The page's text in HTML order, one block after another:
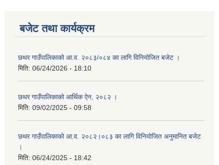
बजेट तथा कार्यक्रम
छथर गाउँपालिकाको आ.व. २०८३/०८४ का लागि विनियोजित बजेट ।
मिति: 06/24/2026 - 18:10
छथर गाउँपालिकाको आर्थिक ऐन, २०८२ ।
मिति: 09/02/2025 - 09:58
छथर गाउँपालिकाको आ.व. २०८२।०८३ का लागि विनियोजित अनुमानित बजेट
।
मिति: 06/24/2025 - 18:42